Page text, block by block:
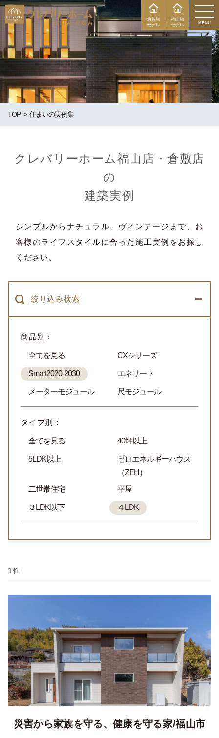
福山店
モデル
倉敷店
モデル
MENU
TOP 住まいの実例集
クレバリーホーム福山店・倉敷店
の
建築実例
シンプルからナチュラル、ヴィンテージまで、お
客様のライフスタイルに合った施工実例をお探し
ください。
絞り込み検索
商品別：
全てを見る CXシリーズ
Smart2020-2030 エネリート
メーターモジュール 尺モジュール
タイプ別：
全てを見る 40坪以上
5LDK以上
ゼロエネルギーハウス
（ZEH）
二世帯住宅
平屋
３LDK以下 ４LDK
1件
災害から家族を守る、健康を守る家/福山市